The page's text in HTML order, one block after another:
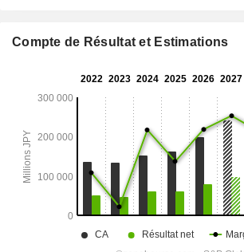
Compte de Résultat et Estimations